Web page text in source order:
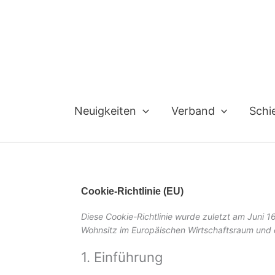
Neuigkeiten Verband
Cookie-Richtlinie (EU)
Diese Cookie-Richtlinie wurde zuletzt am Juni
Wohnsitz im Europäischen Wirtschaftsraum und
1. Einführung